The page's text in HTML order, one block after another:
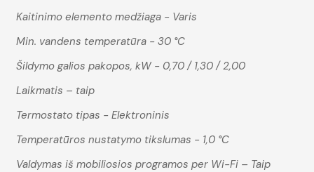
Kaitinimo elemento medžiaga - Varis
Min. vandens temperatūra - 30 °C
Šildymo galios pakopos, kW - 0,70 / 1,30 / 2,00
Laikmatis – taip
Termostato tipas - Elektroninis
Temperatūros nustatymo tikslumas - 1,0 °С
Valdymas iš mobiliosios programos per Wi-Fi – Taip